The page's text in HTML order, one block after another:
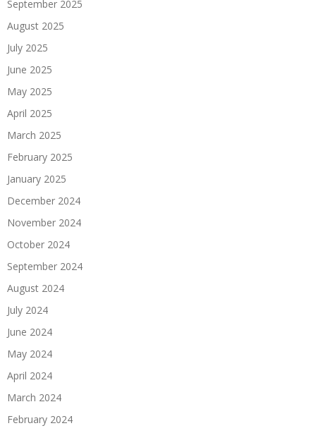
September 2025
August 2025
July 2025
June 2025
May 2025
April 2025
March 2025
February 2025
January 2025
December 2024
November 2024
October 2024
September 2024
August 2024
July 2024
June 2024
May 2024
April 2024
March 2024
February 2024